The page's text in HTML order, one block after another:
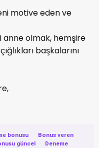
motive eden ve
anne olmak, hemşire
başkalarını
bonusu ·
Bonus veren
güncel ·
Deneme